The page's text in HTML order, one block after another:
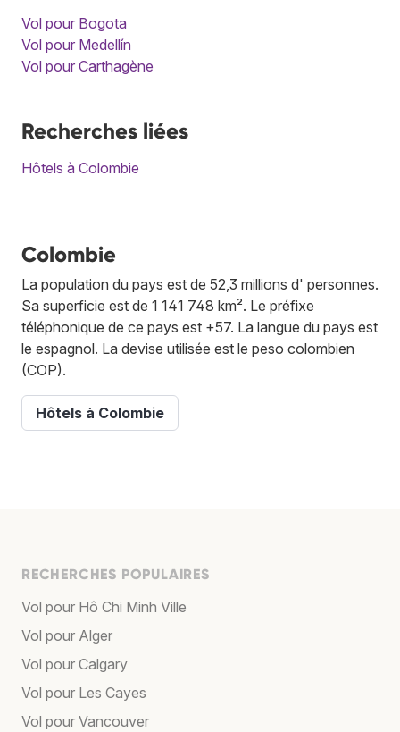
Vol pour Bogota
Vol pour Medellín
Vol pour Carthagène
Recherches liées
Hôtels à Colombie
Colombie
La population du pays est de 52,3 millions d' personnes.
Sa superficie est de 1 141 748 km². Le préfixe
téléphonique de ce pays est +57. La langue du pays est
le espagnol. La devise utilisée est le peso colombien
(COP).
Hôtels à Colombie
RECHERCHES POPULAIRES
Vol pour Hô Chi Minh Ville
Vol pour Alger
Vol pour Calgary
Vol pour Les Cayes
Vol pour Vancouver